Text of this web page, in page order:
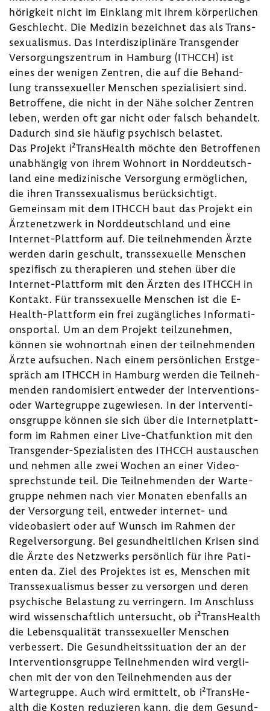
hö­rig­keit nicht im Einklang mit ihrem körper­li­chen
Geschlecht. Die Medizin bezeichnet das als Trans­
se­xua­lismus. Das Inter­dis­zi­pli­näre Trans­gender
Versor­gungs­zen­trum in Hamburg (ITHCCH) ist
eines der wenigen Zentren, die auf die Behand­
lung trans­se­xu­eller Menschen spezia­li­siert sind.
Betrof­fene, die nicht in der Nähe solcher Zentren
leben, werden oft gar nicht oder falsch behan­delt.
Dadurch sind sie häufig psychisch belastet.
Das Projekt i²TransHe­alth möchte den Betrof­fenen
unab­hängig von ihrem Wohnort in Nord­deutsch­
land eine medi­zi­ni­sche Versor­gung ermög­li­chen,
die ihren Trans­se­xua­lismus berück­sich­tigt.
Gemeinsam mit dem ITHCCH baut das Projekt ein
Ärzte­netz­werk in Nord­deutsch­land und eine
Internet-​Plattform auf. Die teil­neh­menden Ärzte
werden darin geschult, trans­se­xu­elle Menschen
spezi­fisch zu thera­pieren und stehen über die
Internet-​Plattform mit den Ärzten des ITHCCH in
Kontakt. Für trans­se­xu­elle Menschen ist die E-​
Health-Plattform ein frei zugäng­li­ches Infor­ma­ti­
ons­portal. Um an dem Projekt teil­zu­nehmen,
können sie wohn­ortnah einen der teil­neh­menden
Ärzte aufsu­chen. Nach einem persön­li­chen Erst­ge­
spräch am ITHCCH in Hamburg werden die Teil­neh­
menden rando­mi­siert entweder der Interventions-​
oder Warte­gruppe zuge­wiesen. In der Inter­ven­ti­
ons­gruppe können sie sich über die Inter­net­platt­
form im Rahmen einer Live-​Chatfunktion mit den
Transgender-​Spezialisten des ITHCCH austau­schen
und nehmen alle zwei Wochen an einer Video­
sprech­stunde teil. Die Teil­neh­menden der Warte­
gruppe nehmen nach vier Monaten eben­falls an
der Versor­gung teil, entweder internet-​ und
video­ba­siert oder auf Wunsch im Rahmen der
Regel­ver­sor­gung. Bei gesund­heit­li­chen Krisen sind
die Ärzte des Netz­werks persön­lich für ihre Pati­
enten da. Ziel des Projektes ist es, Menschen mit
Trans­se­xua­lismus besser zu versorgen und deren
psychi­sche Belas­tung zu verrin­gern. Im Anschluss
wird wissen­schaft­lich unter­sucht, ob i²TransHe­alth
die Lebens­qua­lität trans­se­xu­eller Menschen
verbes­sert. Die Gesund­heits­si­tua­tion der an der
Inter­ven­ti­ons­gruppe Teil­neh­menden wird vergli­
chen mit der von den Teil­neh­menden aus der
Warte­gruppe. Auch wird ermit­telt, ob i²TransHe­
alth die Kosten redu­zieren kann, die dem Gesund­